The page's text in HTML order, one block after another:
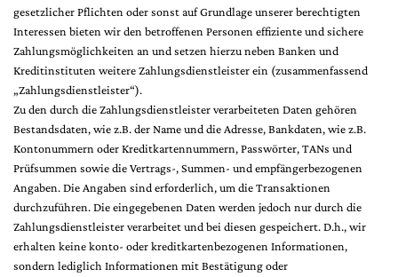
gesetzlicher Pflichten oder sonst auf Grundlage unserer berechtigten
Interessen bieten wir den betroffenen Personen effiziente und sichere
Zahlungsmöglichkeiten an und setzen hierzu neben Banken und
Kreditinstituten weitere Zahlungsdienstleister ein (zusammenfassend
„Zahlungsdienstleister“).
Zu den durch die Zahlungsdienstleister verarbeiteten Daten gehören
Bestandsdaten, wie z.B. der Name und die Adresse, Bankdaten, wie z.B.
Kontonummern oder Kreditkartennummern, Passwörter, TANs und
Prüfsummen sowie die Vertrags-, Summen- und empfängerbezogenen
Angaben. Die Angaben sind erforderlich, um die Transaktionen
durchzuführen. Die eingegebenen Daten werden jedoch nur durch die
Zahlungsdienstleister verarbeitet und bei diesen gespeichert. D.h., wir
erhalten keine konto- oder kreditkartenbezogenen Informationen,
sondern lediglich Informationen mit Bestätigung oder